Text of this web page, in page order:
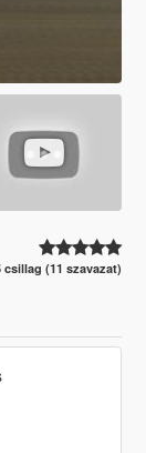
csillag (11 szavazat)